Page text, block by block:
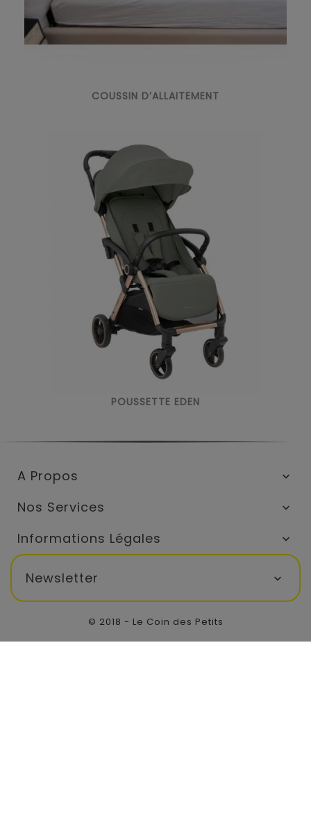
COUSSIN D’ALLAITEMENT
POUSSETTE EDEN
A Propos 
Nos Services 
Informations Légales 
Newsletter 
© 2018 - Le Coin des Petits